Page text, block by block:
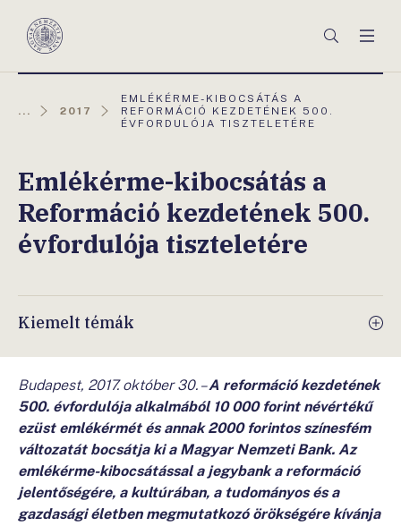
Magyar
Keresés
... 2017
AKTUÁLIS
OLDAL:
EMLÉKÉRME-KIBOCSÁTÁS A
REFORMÁCIÓ KEZDETÉNEK 500.
ÉVFORDULÓJA TISZTELETÉRE
Emlékérme-kibocsátás a
Reformáció kezdetének 500.
évfordulója tiszteletére
Kiemelt témák
Budapest, 2017. október 30. –A reformáció kezdetének
500. évfordulója alkalmából 10 000 forint névértékű
ezüst emlékérmét és annak 2000 forintos színesfém
változatát bocsátja ki a Magyar Nemzeti Bank. Az
emlékérme-kibocsátással a jegybank a reformáció
jelentőségére, a kultúrában, a tudományos és a
gazdasági életben megmutatkozó örökségére kívánja